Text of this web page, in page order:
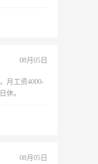
供住宿，吃
月报销路
，可以过来
诚勿扰！
08月05日
月工资4000-
休。
08月05日